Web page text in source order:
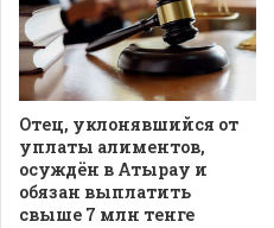
Отец, уклонявшийся от
уплаты алиментов,
осуждён в Атырау и
обязан выплатить
свыше 7 млн тенге